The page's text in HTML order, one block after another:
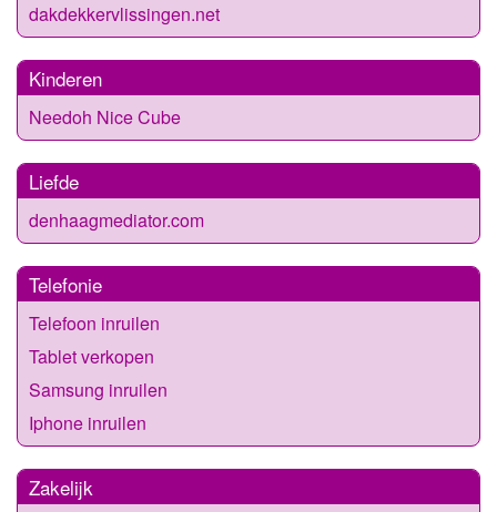
dakdekkervlissingen.net
Kinderen
Needoh Nice Cube
Liefde
denhaagmediator.com
Telefonie
Telefoon inruilen
Tablet verkopen
Samsung inruilen
Iphone inruilen
Zakelijk